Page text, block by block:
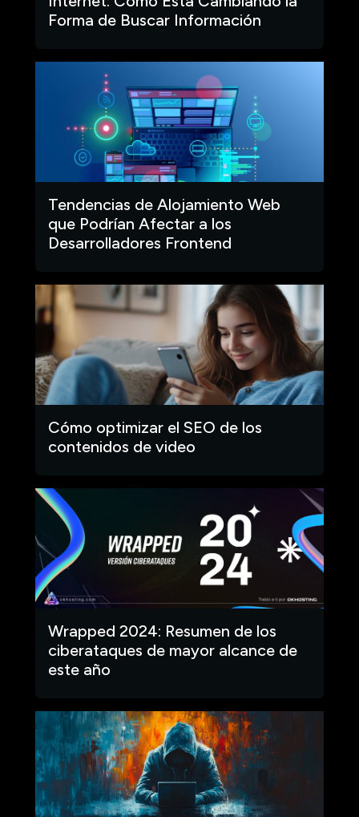
Forma de Buscar Información
Tendencias de Alojamiento Web
que Podrían Afectar a los
Desarrolladores Frontend
Cómo optimizar el SEO de los
contenidos de video
Wrapped 2024: Resumen de los
ciberataques de mayor alcance de
este año